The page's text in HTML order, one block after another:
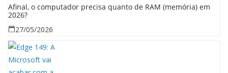
Afinal, o computador precisa quanto de RAM (memória) em
2026?
27/05/2026